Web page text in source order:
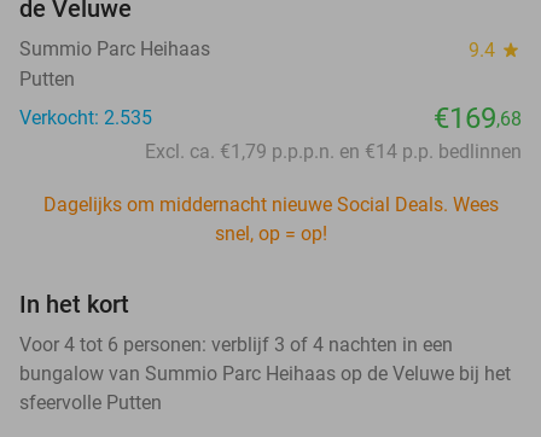
de Veluwe
Summio Parc Heihaas 9.4 star
Putten
Verkocht: 2.535
€169,68
Excl. ca. €1,79 p.p.p.n. en €14 p.p. bedlinnen
Dagelijks om middernacht nieuwe Social Deals. Wees
snel, op = op!
In het kort
Voor 4 tot 6 personen: verblijf 3 of 4 nachten in een
bungalow van Summio Parc Heihaas op de Veluwe bij het
sfeervolle Putten